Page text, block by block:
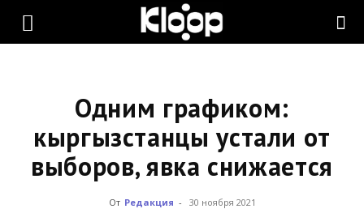
KLOOP.KG
Новости
Одним графиком:
кыргызстанцы устали от
выборов, явка снижается
От Редакция - 30 ноября 2021